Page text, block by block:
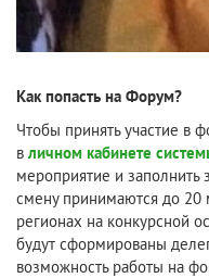
Как попасть на Форум?
Чтобы принять участие в
в личном кабинете
мероприятие и заполнить
смену принимаются до
регионах на конкурсной
будут сформированы
возможность работы на